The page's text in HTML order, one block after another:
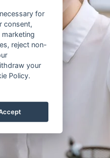
for
consent,
reject non-
your
Policy.